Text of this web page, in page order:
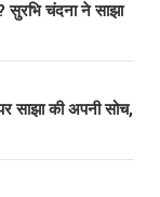
चंदना ने साझा
साझा की अपनी सोच,